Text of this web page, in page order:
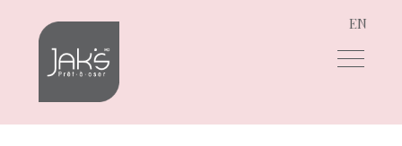
Aller
navigation
Aller
contenu
EN